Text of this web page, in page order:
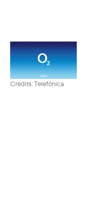
Credits: Telefónica